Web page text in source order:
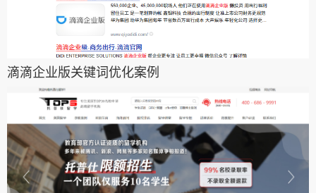
滴滴企业版关键词优化案例